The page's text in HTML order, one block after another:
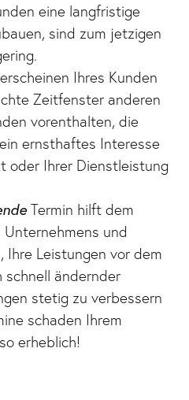
eine langfristige
sind zum jetzigen
Ihres Kunden
Zeitfenster anderen
vorenthalten, die
ernsthaftes Interesse
oder Ihrer Dienstleistung
Termin hilft dem
und
Ihre Leistungen vor dem
schnell ändernder
stetig zu verbessern
schaden Ihrem
erheblich!